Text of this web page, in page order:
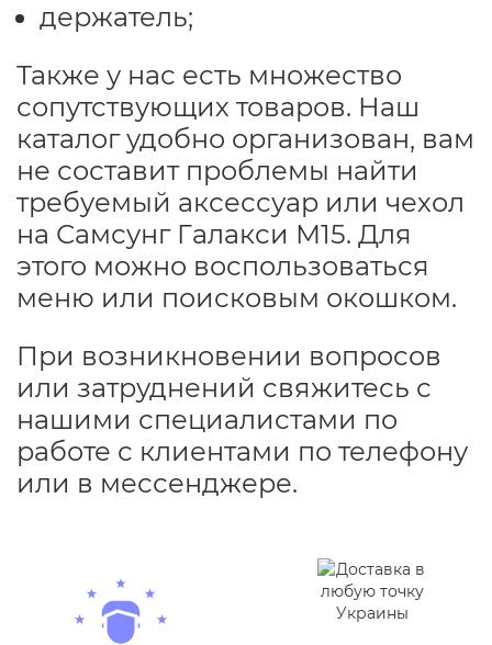
держатель;
Также у нас есть множество
сопутствующих товаров. Наш
каталог удобно организован, вам
не составит проблемы найти
требуемый аксессуар или чехол
на Самсунг Галакси М15. Для
этого можно воспользоваться
меню или поисковым окошком.
При возникновении вопросов
или затруднений свяжитесь с
нашими специалистами по
работе с клиентами по телефону
или в мессенджере.